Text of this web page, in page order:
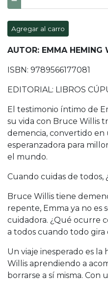
Agregar al carro
AUTOR: EMMA HEMING
ISBN: 9789566177081
EDITORIAL: LIBROS
El testimonio íntimo de
su vida con Bruce Willis
demencia, convertido en
esperanzadora para
el mundo.
Cuando cuidas de todos,
Bruce Willis tiene
repente, Emma ya no es
cuidadora. ¿Qué ocurre
a todos cuando todo
Un viaje inesperado es la
Willis aprendiendo a
borrarse a sí misma. Con